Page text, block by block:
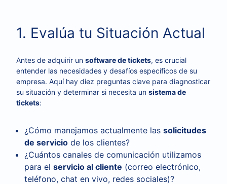
1. Evalúa tu Situación Actual
Antes de adquirir un software de tickets, es crucial
entender las necesidades y desafíos específicos de su
empresa. Aquí hay diez preguntas clave para diagnosticar
su situación y determinar si necesita un sistema de
tickets:
¿Cómo manejamos actualmente las solicitudes
de servicio de los clientes?
¿Cuántos canales de comunicación utilizamos
para el servicio al cliente (correo electrónico,
teléfono, chat en vivo, redes sociales)?